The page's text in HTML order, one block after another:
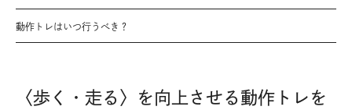
動作トレはいつ行うべき？
〈歩く・走る〉を向上させる動作トレを